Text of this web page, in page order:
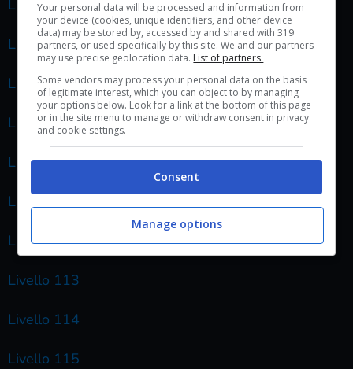
Livello 106
Livello 107
Livello 108
Livello 109
Livello 110
Livello 111
Livello 112
Livello 113
Livello 114
Livello 115
Your personal data will be processed and information from
your device (cookies, unique identifiers, and other device
data) may be stored by, accessed by and shared with 319
partners, or used specifically by this site. We and our partners
may use precise geolocation data. List of partners.
Some vendors may process your personal data on the basis
of legitimate interest, which you can object to by managing
your options below. Look for a link at the bottom of this page
or in the site menu to manage or withdraw consent in privacy
and cookie settings.
Consent
Manage options